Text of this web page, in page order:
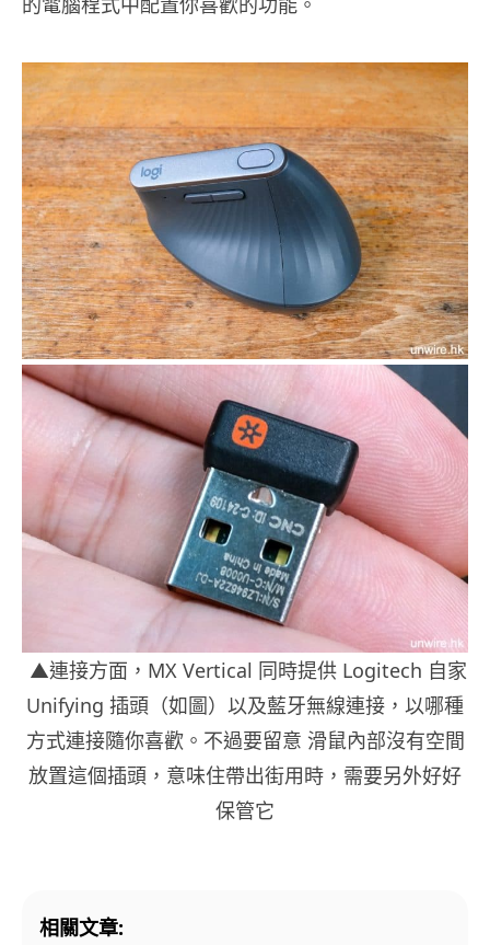
▲連接方面，MX Vertical 同時提供 Logitech 自家
Unifying 插頭（如圖）以及藍牙無線連接，以哪種
方式連接隨你喜歡。不過要留意 滑鼠內部沒有空間
放置這個插頭，意味住帶出街用時，需要另外好好
保管它
相關文章: